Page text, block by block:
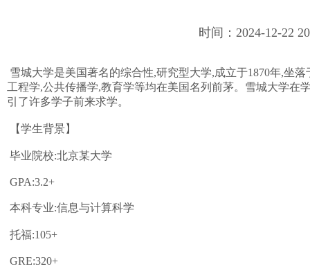
时间：2024-12-22
雪城大学是美国著名的综合性,研究型大学,成立于1870年,坐
工程学,公共传播学,教育学等均在美国名列前茅。雪城大学在
引了许多学子前来求学。
【学生背景】
毕业院校:北京某大学
GPA:3.2+
本科专业:信息与计算科学
托福:105+
GRE:320+